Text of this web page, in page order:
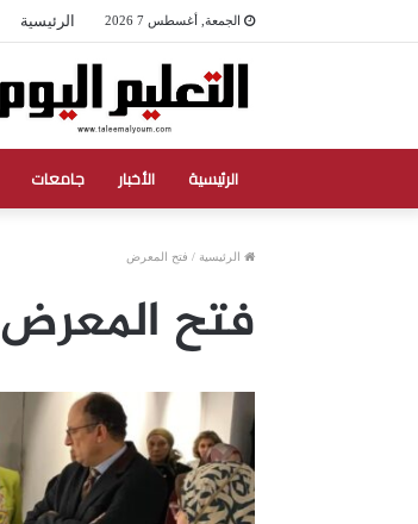
الجمعة, أغسطس 7 2026 الرئيسية
الرئيسية الأخبار جامعات
الرئيسية / فتح المعرض
فتح المعرض